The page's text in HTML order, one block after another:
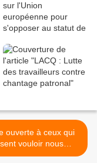
ouverte à ceux qui
vouloir nous
(par Charles